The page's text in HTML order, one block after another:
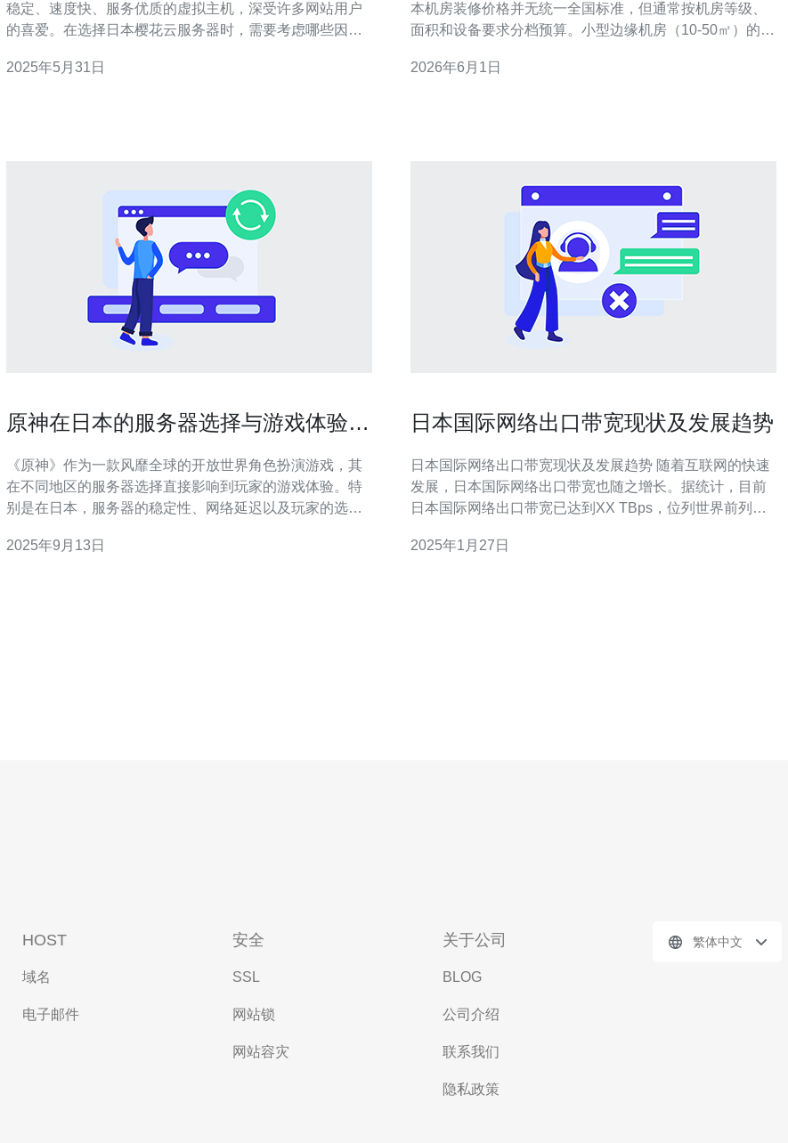
稳定、速度快、服务优质的虚拟主机，深受许多网站用户
的喜爱。在选择日本樱花云服务器时，需要考虑哪些因素
找到适合自己的主机。 日本樱花云服务器以其稳定的性能
2025年5月31日
本机房装修价格并无统一全国标准，但通常按机房等级、
面积和设备要求分档预算。小型边缘机房（10-50㎡）的基
型机房（50-200㎡）含制冷与防火系统，平均在15万～40
2026年6月1日
原神在日本的服务器选择与游戏体验分
《原神》作为一款风靡全球的开放世界角色扮演游戏，其
在不同地区的服务器选择直接影响到玩家的游戏体验。特
别是在日本，服务器的稳定性、网络延迟以及玩家的选择
深入探讨在日本地区，玩家如何选择服务器以及这些选择
2025年9月13日
日本国际网络出口带宽现状及发展趋势
日本国际网络出口带宽现状及发展趋势 随着互联网的快速
发展，日本国际网络出口带宽也随之增长。据统计，目前
日本国际网络出口带宽已达到XX TBps，位列世界前列。
日俱增。尤其是随着云计算、物联网和5G等技术的兴起，
2025年1月27日
HOST
域名
电子邮件
安全
SSL
网站锁
网站容灾
关于公司
BLOG
公司介绍
联系我们
隐私政策
繁体中文